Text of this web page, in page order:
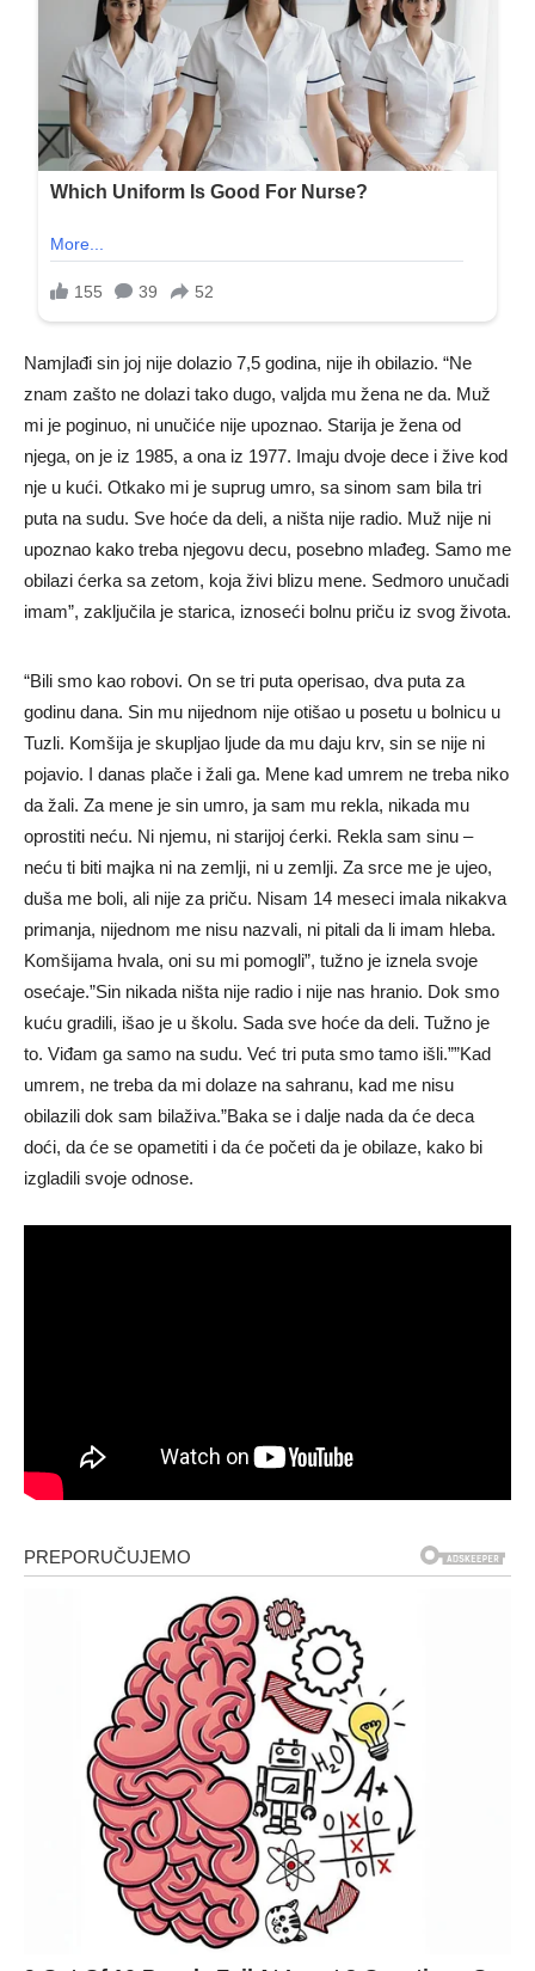
Namjlađi sin joj nije dolazio 7,5 godina, nije ih obilazio. “Ne
znam zašto ne dolazi tako dugo, valjda mu žena ne da. Muž
mi je poginuo, ni unučiće nije upoznao. Starija je žena od
njega, on je iz 1985, a ona iz 1977. Imaju dvoje dece i žive kod
nje u kući. Otkako mi je suprug umro, sa sinom sam bila tri
puta na sudu. Sve hoće da deli, a ništa nije radio. Muž nije ni
upoznao kako treba njegovu decu, posebno mlađeg. Samo me
obilazi ćerka sa zetom, koja živi blizu mene. Sedmoro unučadi
imam”, zaključila je starica, iznoseći bolnu priču iz svog života.
“Bili smo kao robovi. On se tri puta operisao, dva puta za
godinu dana. Sin mu nijednom nije otišao u posetu u bolnicu u
Tuzli. Komšija je skupljao ljude da mu daju krv, sin se nije ni
pojavio. I danas plače i žali ga. Mene kad umrem ne treba niko
da žali. Za mene je sin umro, ja sam mu rekla, nikada mu
oprostiti neću. Ni njemu, ni starijoj ćerki. Rekla sam sinu –
neću ti biti majka ni na zemlji, ni u zemlji. Za srce me je ujeo,
duša me boli, ali nije za priču. Nisam 14 meseci imala nikakva
primanja, nijednom me nisu nazvali, ni pitali da li imam hleba.
Komšijama hvala, oni su mi pomogli”, tužno je iznela svoje
osećaje.”Sin nikada ništa nije radio i nije nas hranio. Dok smo
kuću gradili, išao je u školu. Sada sve hoće da deli. Tužno je
to. Viđam ga samo na sudu. Već tri puta smo tamo išli.””Kad
umrem, ne treba da mi dolaze na sahranu, kad me nisu
obilazili dok sam bilaživa.”Baka se i dalje nada da će deca
doći, da će se opametiti i da će početi da je obilaze, kako bi
izgladili svoje odnose.